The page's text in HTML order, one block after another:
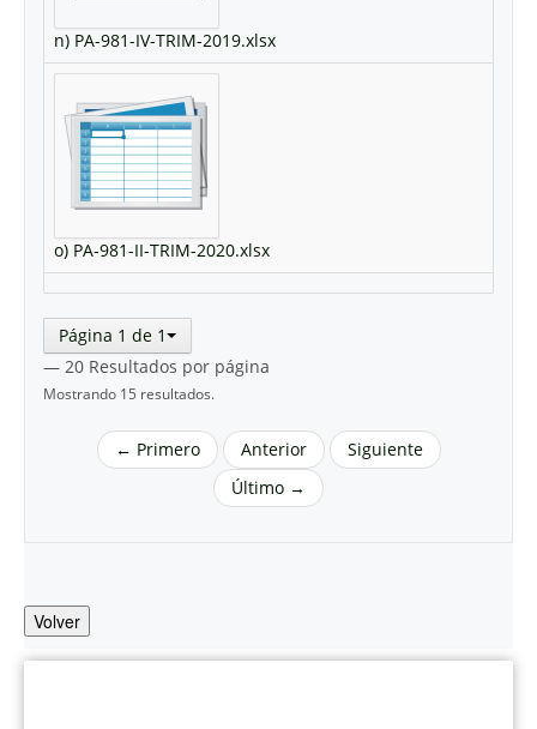
n) PA-981-IV-TRIM-2019.xlsx
o) PA-981-II-TRIM-2020.xlsx
Página 1 de 1
— 20 Resultados por página
Mostrando 15 resultados.
← Primero Anterior
Siguiente
Último →
Volver